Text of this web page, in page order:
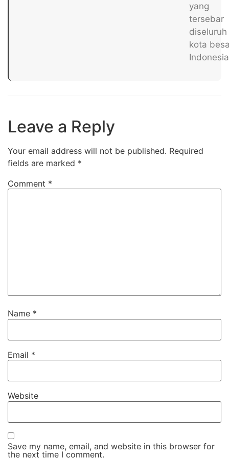
yang
tersebar
diseluruh
kota
Leave a Reply
Your email address will not be published. Required
fields are marked *
Comment *
Name *
Email *
Website
Save my name, email, and website in this browser for
the next time I comment.